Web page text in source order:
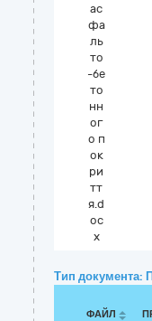
ас
фа
ль
то
-бе
то
нн
ог
о п
ок
ри
тт
я.d
oc
x
Тип документа:
ФАЙЛ